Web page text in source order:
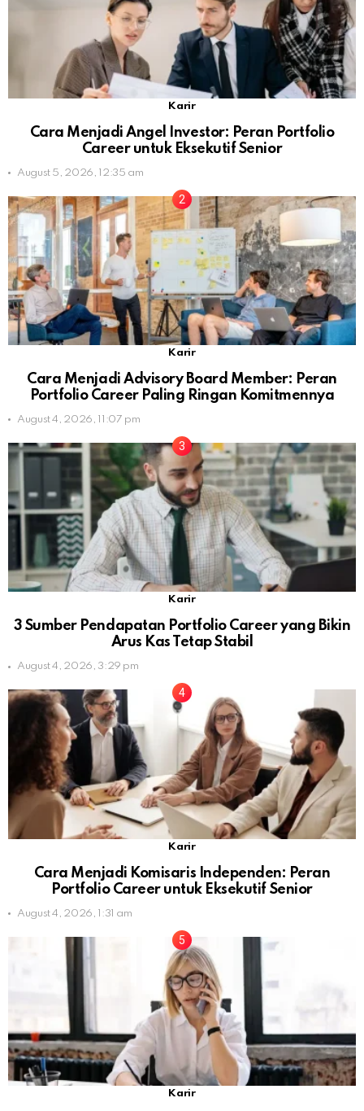
Karir
Cara Menjadi Angel Investor: Peran Portfolio
Career untuk Eksekutif Senior
August 5, 2026, 12:35 am
Karir
Cara Menjadi Advisory Board Member: Peran
Portfolio Career Paling Ringan Komitmennya
August 4, 2026, 11:07 pm
Karir
3 Sumber Pendapatan Portfolio Career yang Bikin
Arus Kas Tetap Stabil
August 4, 2026, 3:29 pm
Karir
Cara Menjadi Komisaris Independen: Peran
Portfolio Career untuk Eksekutif Senior
August 4, 2026, 1:31 am
Karir